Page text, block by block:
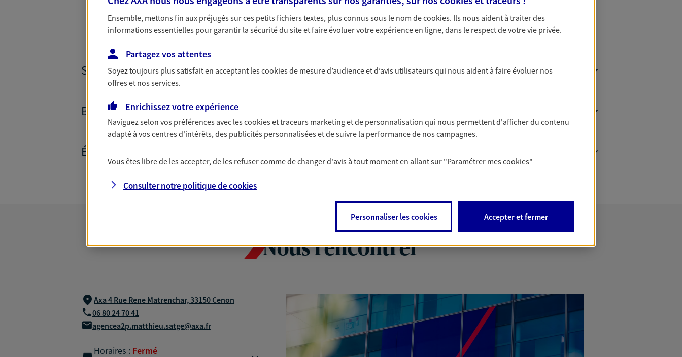
PARTICULIERS PRO & ENTREPRISES
SANTÉ ET PRÉVOYANCE
BANQUE ET CRÉDITS
ÉPARGNE ET RETRAITE
Nous rencontrer
Axa 4 Rue Rene Matrenchar,33150 Cenon
06 80 24 70 41
agencea2p.matthieu.satge@axa.fr
Horaires : Fermé
Ensemble, mettons fin aux préjugés sur ces petits fichiers textes, plus connus sous le nom decookies. Ils nous aident à traiter des
informations essentielles pour garantir la sécurité du site et faire évoluer votre expérience en ligne, dans le respect de votre vie privée.
Partagez vos attentes
Soyez toujours plus satisfait en acceptant lescookiesde mesure d’audience et d’avis utilisateurs qui nous aident à faire évoluer nos
offres et nos services.
Enrichissez votre expérience
Naviguez selon vos préférences avec lescookies et traceurs marketing et de personnalisation qui nous permettent d'afficher du contenu
adapté à vos centres d'intérêts, des publicités personnalisées et de suivre la performance de nos campagnes.
Vous êtes libre de les accepter, de les refuser comme de changer d'avis à tout moment en allant sur "Paramétrer mescookies"
Consulter notre politique decookies
Personnaliser les cookies Accepter et fermer